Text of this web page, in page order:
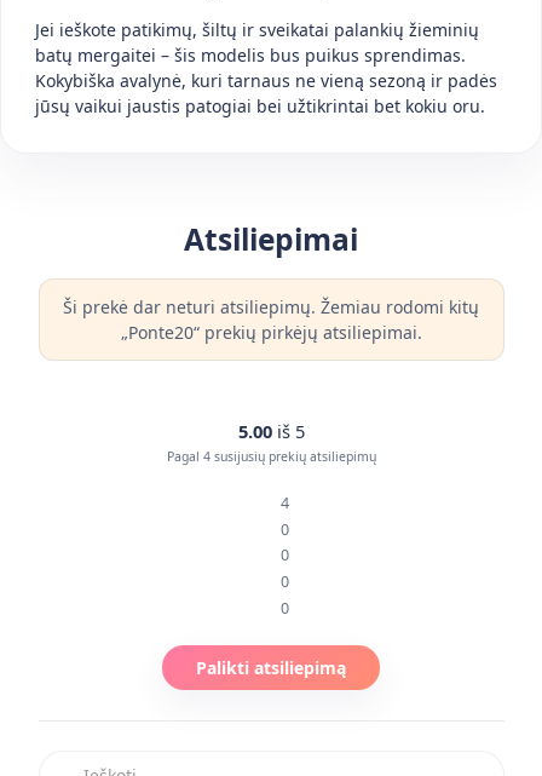
Jei ieškote patikimų, šiltų ir sveikatai palankių žieminių
batų mergaitei – šis modelis bus puikus sprendimas.
Kokybiška avalynė, kuri tarnaus ne vieną sezoną ir padės
jūsų vaikui jaustis patogiai bei užtikrintai bet kokiu oru.
Atsiliepimai
Ši prekė dar neturi atsiliepimų. Žemiau rodomi kitų
„Ponte20“ prekių pirkėjų atsiliepimai.
5.00 iš 5
Pagal 4 susijusių prekių atsiliepimų
4
0
0
0
0
Palikti atsiliepimą
Ieškoti atsiliepimuose